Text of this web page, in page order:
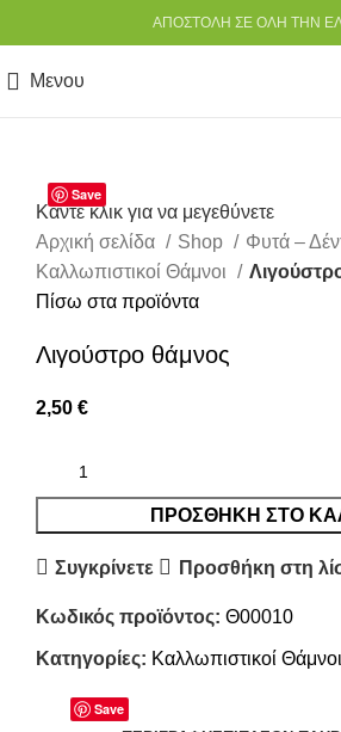
ΑΠΟΣΤΟΛΗ ΣΕ ΟΛΗ ΤΗΝ
Μενου
Save
Κάντε κλικ για να μεγεθύνετε
Αρχική σελίδα
Shop
Φυτά –
Καλλωπιστικοί Θάμνοι
Πίσω στα προϊόντα
Λιγούστρο θάμνος
2,50 €
ΠΡΟΣΘΉΚΗ ΣΤΟ
Συγκρίνετε Προσθήκη στη
Κωδικός προϊόντος: Θ00010
Κατηγορίες: Καλλωπιστικοί Θάμνοι
Save